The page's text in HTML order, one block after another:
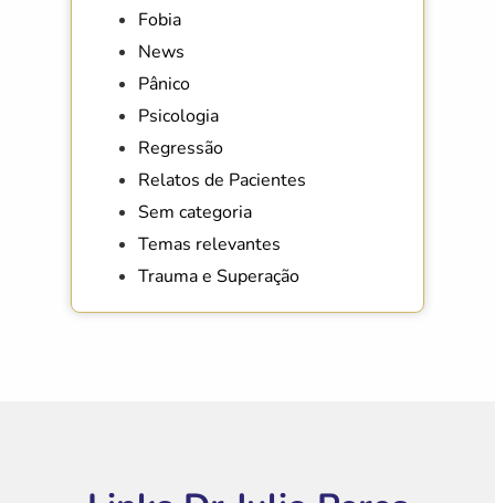
Fobia
News
Pânico
Psicologia
Regressão
Relatos de Pacientes
Sem categoria
Temas relevantes
Trauma e Superação